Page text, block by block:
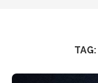
TAG: